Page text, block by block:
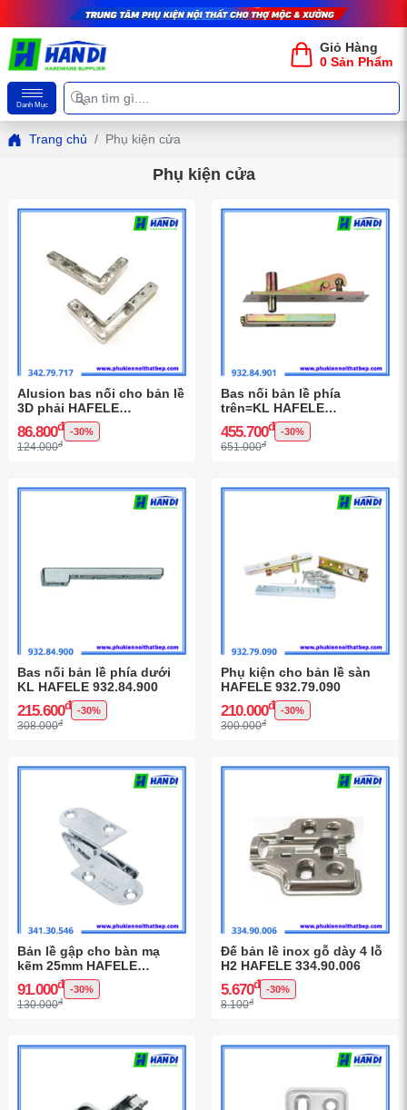
Giỏ Hàng
0 Sản Phẩm
Danh Mục
Trang chủ Phụ kiện cửa
Phụ kiện cửa
Alusion bas nối cho bản lề
3D phải HAFELE
342.79.717
86.800đ -30%
124.000đ
Bas nối bản lề phía
trên=KL HAFELE
932.84.901
455.700đ -30%
651.000đ
Bas nối bản lề phía dưới
KL HAFELE 932.84.900
215.600đ -30%
308.000đ
Phụ kiện cho bản lề sàn
HAFELE 932.79.090
210.000đ -30%
300.000đ
Bản lề gập cho bàn mạ
kẽm 25mm HAFELE
341.30.546
91.000đ -30%
130.000đ
Đế bản lề inox gỗ dày 4 lỗ
H2 HAFELE 334.90.006
5.670đ -30%
8.100đ